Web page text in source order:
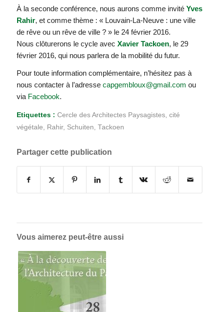
À la seconde conférence, nous aurons comme invité Yves
Rahir, et comme thème : « Louvain-La-Neuve : une ville
de rêve ou un rêve de ville ? » le 24 février 2016.
Nous clôturerons le cycle avec Xavier Tackoen, le 29
février 2016, qui nous parlera de la mobilité du futur.
Pour toute information complémentaire, n’hésitez pas à
nous contacter à l’adresse capgembloux@gmail.com ou
via Facebook.
Etiquettes : Cercle des Architectes Paysagistes, cité
végétale, Rahir, Schuiten, Tackoen
Partager cette publication
Vous aimerez peut-être aussi